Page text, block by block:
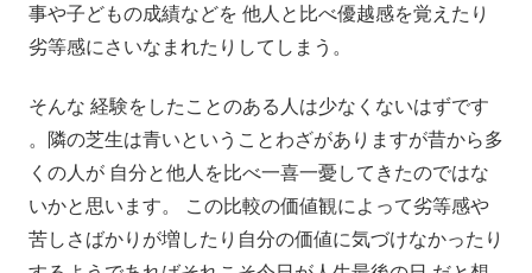
事や子どもの成績などを 他人と比べ優越感を覚えたり
劣等感にさいなまれたりしてしまう。
そんな 経験をしたことのある人は少なくないはずです
。隣の芝生は青いということわざがありますが昔から多
くの人が 自分と他人を比べ一喜一憂してきたのではな
いかと思います。 この比較の価値観によって劣等感や
苦しさばかりが増したり自分の価値に気づけなかったり